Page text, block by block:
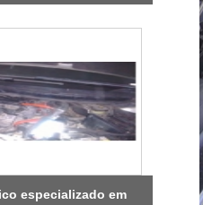
especializado em